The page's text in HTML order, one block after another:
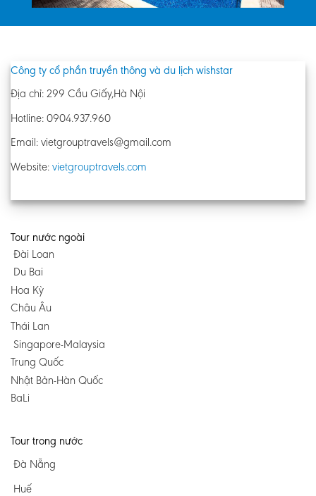
Công ty cổ phần truyền thông và du lịch wishstar
Địa chỉ: 299 Cầu Giấy,Hà Nội
Hotline: 0904.937.960
Email: vietgrouptravels@gmail.com
Website: vietgrouptravels.com
Tour nước ngoài
Đài Loan
Du Bai
Hoa Kỳ
Châu Âu
Thái Lan
Singapore-Malaysia
Trung Quốc
Nhật Bản-Hàn Quốc
BaLi
Tour trong nước
Đà Nẵng
Huế